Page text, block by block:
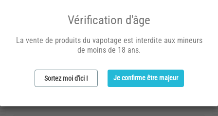
naturels et artificiels
024
Vérification d'âge
La vente de produits du vapotage est interdite aux mineurs
de moins de 18 ans.
Sortez moi d'ici ! Je confirme être majeur